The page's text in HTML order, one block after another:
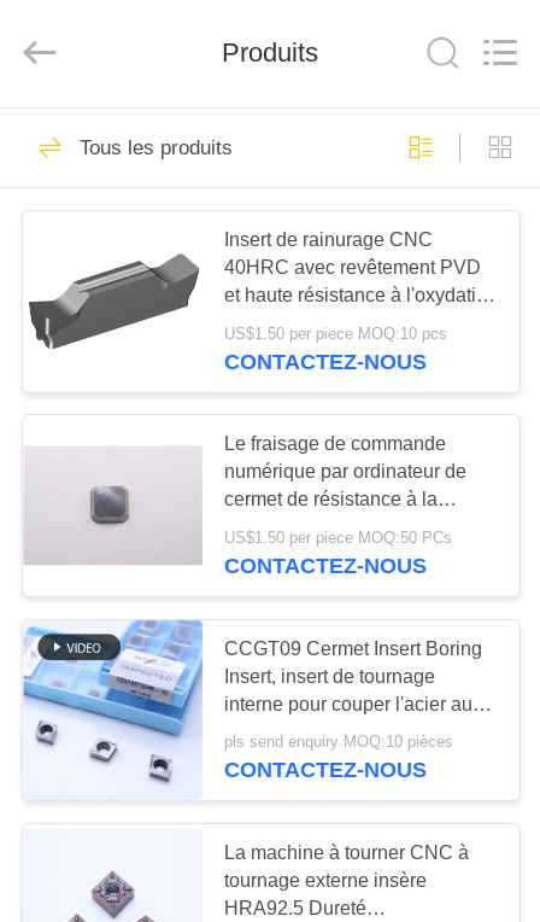
MAISON
PRODUITS
VIDÉO
VISITE
DE
L'USINE
CATALOGUE
CONTACTER
Advanced
Materials
Rights
insertions de
rotation de cermet
272
Insertions de
rotation de carbure
166
Insertions de
fraisage de
commande
numérique par
ordinateur
30
Produits
Tous les produits
Insert de rainurage CNC
40HRC avec revêtement PVD
et haute résistance à l'oxydation
pour l'usinage de l'acier
US$1.50 per piece MOQ:10 pcs
CONTACTEZ-NOUS
Le fraisage de commande
numérique par ordinateur de
cermet de résistance à la
corrosion insère la norme de
l'OIN SEEN1203AFTN-4
US$1.50 per piece MOQ:50 PCs
CONTACTEZ-NOUS
CCGT09 Cermet Insert Boring
Insert, insert de tournage
interne pour couper l'acier au
carbone, l'acier à faible alliage,
l'alimentation faible, insert
pls send enquiry MOQ:10 pièces
CONTACTEZ-NOUS
La machine à tourner CNC à
tournage externe insère
HRA92.5 Dureté